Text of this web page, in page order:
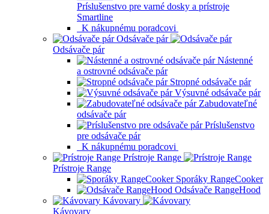
Príslušenstvo pre varné dosky a prístroje
Smartline
K nákupnému poradcovi
Odsávače pár
Odsávače pár
Nástenné
a ostrovné odsávače pár
Stropné odsávače pár
Výsuvné odsávače pár
Zabudovateľné
odsávače pár
Príslušenstvo
pre odsávače pár
K nákupnému poradcovi
Prístroje Range
Prístroje Range
Sporáky RangeCooker
Odsávače RangeHood
Kávovary
Kávovary